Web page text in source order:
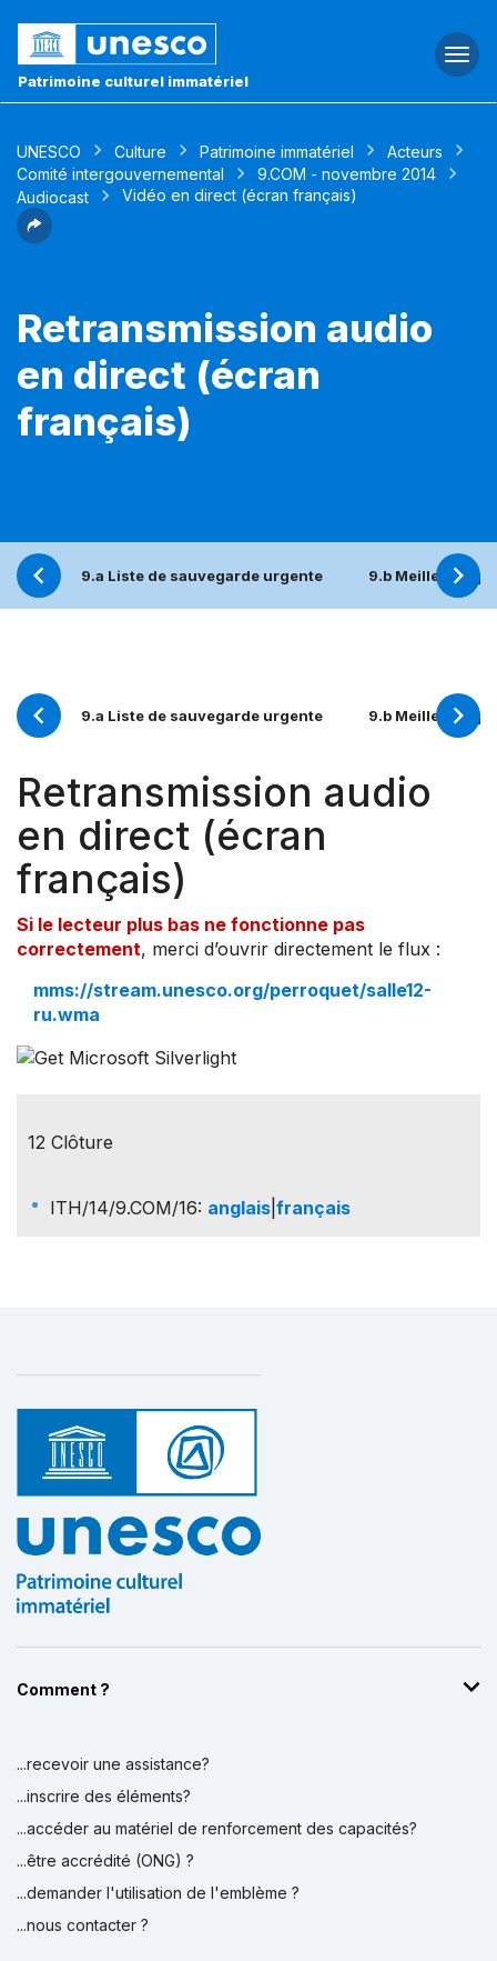
Patrimoine culturel immatériel
UNESCO Culture Patrimoine immatériel
Acteurs
Comité intergouvernemental
9.COM - novembre 2014
Audiocast
Vidéo en direct (écran français)
Retransmission audio
en direct (écran
français)
9.a Liste de sauvegarde urgente 9.b Meilleures
9.a Liste de sauvegarde urgente 9.b Meilleures
Retransmission audio
en direct (écran
français)
Si le lecteur plus bas ne fonctionne pas
correctement, merci d’ouvrir directement le flux :
mms://stream.unesco.org/perroquet/salle12-
ru.wma
12 Clôture
ITH/14/9.COM/16: anglais français
Comment ?
...recevoir une assistance?
...inscrire des éléments?
...accéder au matériel de renforcement des capacités?
...être accrédité (ONG) ?
...demander l'utilisation de l'emblème ?
...nous contacter ?